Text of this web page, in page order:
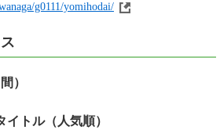
g0111/yomihodai/
）
トル（人気順）